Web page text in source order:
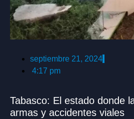
septiembre 21, 2024
4:17 pm
Tabasco: El estado donde
armas y accidentes viales